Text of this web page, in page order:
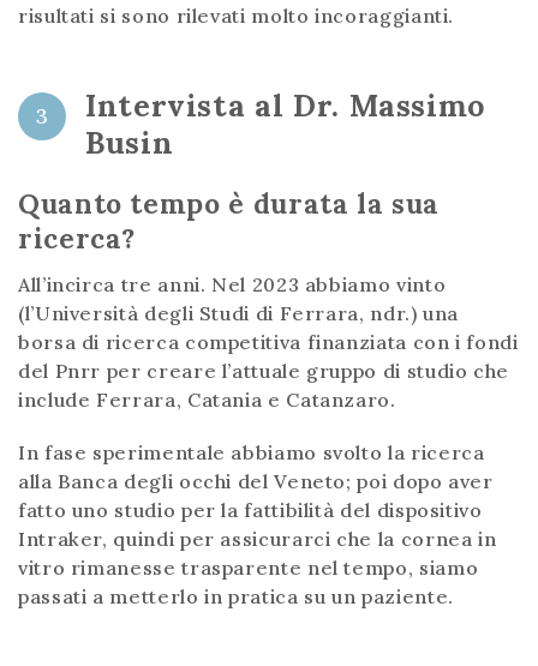
risultati si sono rilevati molto incoraggianti.
3
Intervista al Dr. Massimo
Busin
Quanto tempo è durata la sua
ricerca?
All’incirca tre anni. Nel 2023 abbiamo vinto
(l’Università degli Studi di Ferrara, ndr.) una
borsa di ricerca competitiva finanziata con i fondi
del Pnrr per creare l’attuale gruppo di studio che
include Ferrara, Catania e Catanzaro.
In fase sperimentale abbiamo svolto la ricerca
alla Banca degli occhi del Veneto; poi dopo aver
fatto uno studio per la fattibilità del dispositivo
Intraker, quindi per assicurarci che la cornea in
vitro rimanesse trasparente nel tempo, siamo
passati a metterlo in pratica su un paziente.